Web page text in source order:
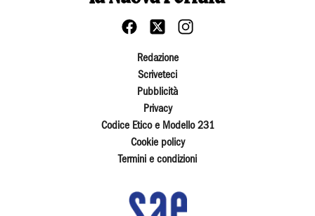
Redazione
Scriveteci
Pubblicità
Privacy
Codice Etico e Modello 231
Cookie policy
Termini e condizioni